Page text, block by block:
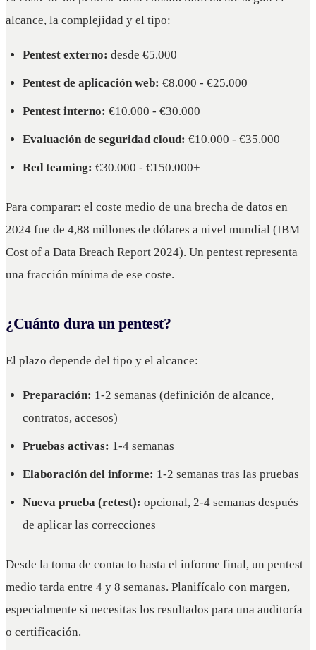
alcance, la complejidad y el tipo:
Pentest externo: desde €5.000
Pentest de aplicación web: €8.000 - €25.000
Pentest interno: €10.000 - €30.000
Evaluación de seguridad cloud: €10.000 - €35.000
Red teaming: €30.000 - €150.000+
Para comparar: el coste medio de una brecha de datos en
2024 fue de 4,88 millones de dólares a nivel mundial (IBM
Cost of a Data Breach Report 2024). Un pentest representa
una fracción mínima de ese coste.
¿Cuánto dura un pentest?
El plazo depende del tipo y el alcance:
Preparación: 1-2 semanas (definición de alcance,
contratos, accesos)
Pruebas activas: 1-4 semanas
Elaboración del informe: 1-2 semanas tras las pruebas
Nueva prueba (retest): opcional, 2-4 semanas después
de aplicar las correcciones
Desde la toma de contacto hasta el informe final, un pentest
medio tarda entre 4 y 8 semanas. Planifícalo con margen,
especialmente si necesitas los resultados para una auditoría
o certificación.